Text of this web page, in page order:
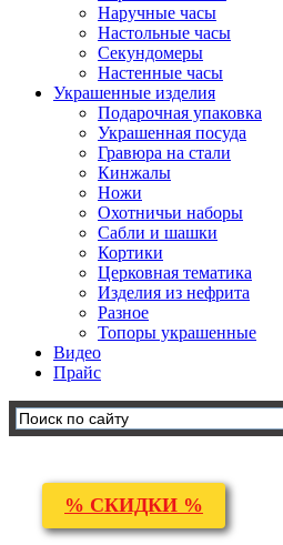
Наручные часы
Настольные часы
Секундомеры
Настенные часы
Украшенные изделия
Подарочная упаковка
Украшенная посуда
Гравюра на стали
Кинжалы
Ножи
Охотничьи наборы
Сабли и шашки
Кортики
Церковная тематика
Изделия из нефрита
Разное
Топоры украшенные
Видео
Прайс
% СКИДКИ %